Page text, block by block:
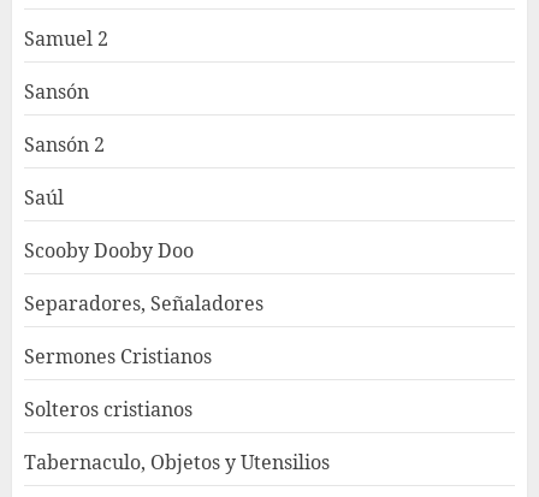
Samuel 2
Sansón
Sansón 2
Saúl
Scooby Dooby Doo
Separadores, Señaladores
Sermones Cristianos
Solteros cristianos
Tabernaculo, Objetos y Utensilios